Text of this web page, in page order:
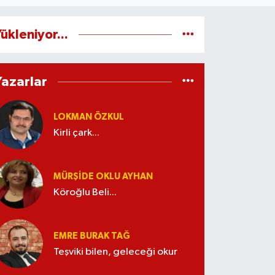
LOKMAN ÖZKUL
Kirli çark...
MÜRŞIDE OKLU AYHAN
Köroğlu Beli...
EMRE BURAK TAĞ
Teşviki bilen, geleceği okur